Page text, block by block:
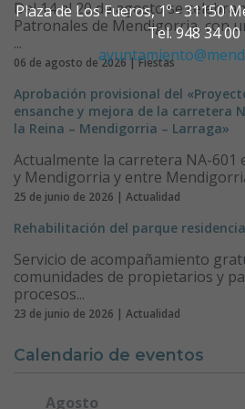
Plaza de Los Fueros, 1º - 31150
Tel. 948 34 00
Del 14 al 20 de agosto se
Patronales de Mendigorria, con
...
06 de agosto de 2026 | Fiestas
Aprobación provisional del
ensanche y mejora de la carretera
la Reina – Mendigorria – Larraga»
Actualmente la carretera NA-601
y Mendigorria y entre
25 de junio de 2026 | Actualidad
Rehabilitación del parque
Servicio de acompañamiento
comunidades de propietarios y
procesos...
23 de junio de 2026 | Actualidad
Calendario de eventos
Agosto